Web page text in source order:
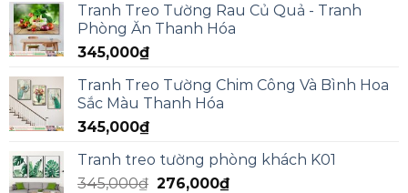
Tranh Treo Tường Rau Củ Quả - Tranh
Phòng Ăn Thanh Hóa
345,000₫
Tranh Treo Tường Chim Công Và Bình Hoa
Sắc Màu Thanh Hóa
345,000₫
Tranh treo tường phòng khách K01
345,000₫ 276,000₫